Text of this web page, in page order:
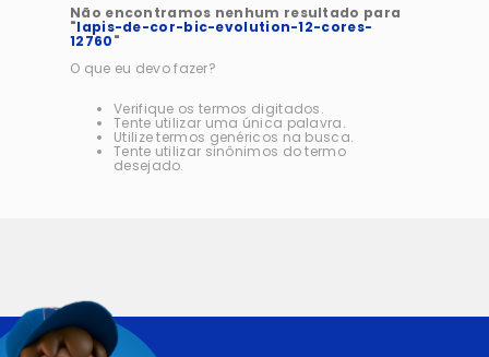
Não encontramos nenhum resultado para
"lapis-de-cor-bic-evolution-12-cores-
12760"
O que eu devo fazer?
Verifique os termos digitados.
Tente utilizar uma única palavra.
Utilize termos genéricos na busca.
Tente utilizar sinônimos do termo
desejado.